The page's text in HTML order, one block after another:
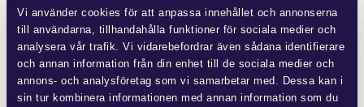
Vi använder cookies för att anpassa innehållet och annonserna
till användarna, tillhandahålla funktioner för sociala medier och
analysera vår trafik. Vi vidarebefordrar även sådana identifierare
och annan information från din enhet till de sociala medier och
annons- och analysföretag som vi samarbetar med. Dessa kan i
sin tur kombinera informationen med annan information som du
bolagens motiv bakom återköp av egna aktier och de motiv
lagstiftaren redogjorde för. Studien visar att många bolag
återköper aktier för att understödja incitamentsprogram eller
för att stärka aktiekursen vid undervärdering. Detta kan tyda
på att bolagsledningen utnyttjar det kontrollvakuum som